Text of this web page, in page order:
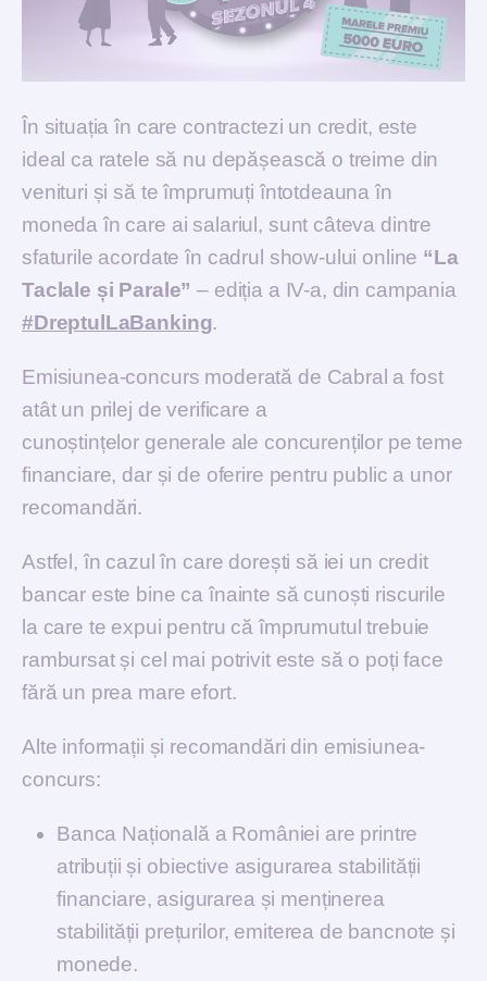
În situația în care contractezi un credit, este
ideal ca ratele să nu depășească o treime din
venituri și să te împrumuți întotdeauna în
moneda în care ai salariul, sunt câteva dintre
sfaturile acordate în cadrul show-ului online “La
Taclale și Parale”– ediția a IV-a, din campania
#DreptulLaBanking.
Emisiunea-concurs moderată de Cabral a fost
atât un prilej de verificare a
cunoștințelor generale ale concurenților pe teme
financiare, dar și de oferire pentru public a unor
recomandări.
Astfel, în cazul în care dorești să iei un credit
bancar este bine ca înainte să cunoști riscurile
la care te expui pentru că împrumutul trebuie
rambursat și cel mai potrivit este să o poți face
fără un prea mare efort.
Alte informații și recomandări din emisiunea-
concurs:
Banca Națională a României are printre
atribuții și obiective asigurarea stabilității
financiare, asigurarea și menținerea
stabilității prețurilor, emiterea de bancnote și
monede.